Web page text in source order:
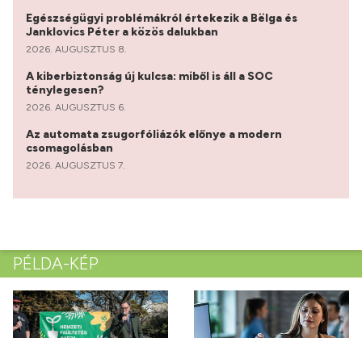
Egészségügyi problémákról értekezik a Bëlga és
Janklovics Péter a közös dalukban
2026. AUGUSZTUS 8.
A kiberbiztonság új kulcsa: miből is áll a SOC
ténylegesen?
2026. AUGUSZTUS 6.
Az automata zsugorfóliázók előnye a modern
csomagolásban
2026. AUGUSZTUS 7.
PÉLDA-KÉP